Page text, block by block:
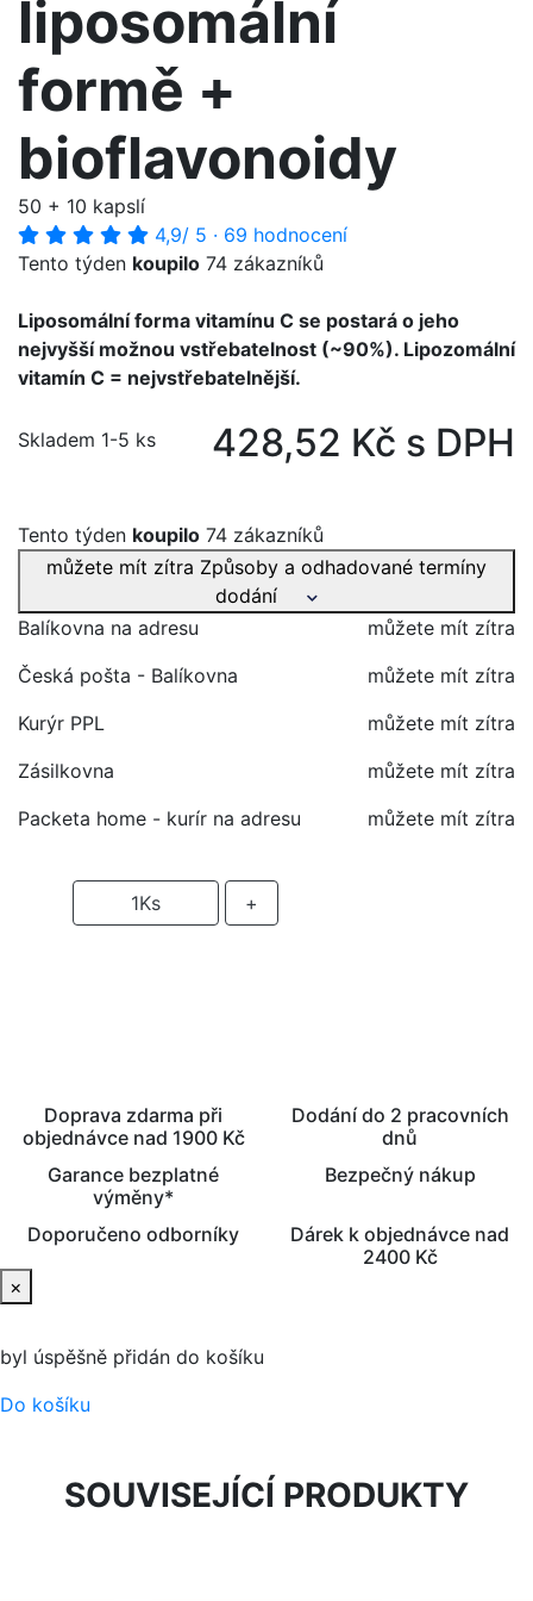
liposomální
formě +
bioflavonoidy
50 + 10 kapslí
4,9/ 5 · 69 hodnocení
Tento týden koupilo 74 zákazníků
Liposomální forma vitamínu C se postará o jeho
nejvyšší možnou vstřebatelnost (~90%). Lipozomální
vitamín C = nejvstřebatelnější.
Skladem 1-5 ks 428,52 Kč s DPH
Tento týden koupilo 74 zákazníků
můžete mít zítra Způsoby a odhadované termíny
dodání
Balíkovna na adresu
můžete mít zítra
Česká pošta - Balíkovna
můžete mít zítra
Kurýr PPL
můžete mít zítra
Zásilkovna
můžete mít zítra
Packeta home - kurír na adresu
můžete mít zítra
1Ks +
Doprava zdarma při
objednávce nad 1900 Kč
Dodání do 2 pracovních
dnů
Garance bezplatné
výměny*
Bezpečný nákup
Doporučeno odborníky
Dárek k objednávce nad
2400 Kč
×
byl úspěšně přidán do košíku
Do košíku
SOUVISEJÍCÍ PRODUKTY